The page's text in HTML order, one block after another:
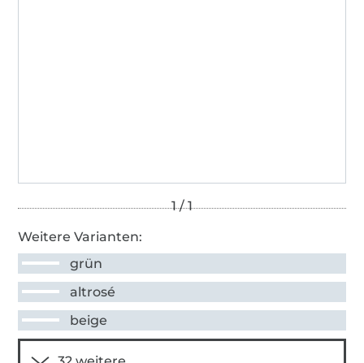
Weitere Varianten:
grün
altrosé
beige